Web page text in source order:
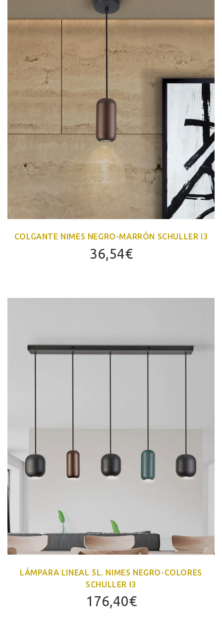
COLGANTE NIMES NEGRO-MARRÓN SCHULLER I3
36,54€
LÁMPARA LINEAL 5L. NIMES NEGRO-COLORES
SCHULLER I3
176,40€